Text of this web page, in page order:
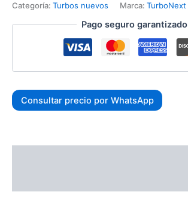
Categoría: Turbos nuevos Marca: TurboNext
Pago seguro garantizado
Consultar precio por WhatsApp